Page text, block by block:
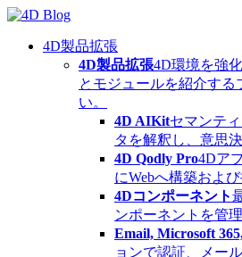
Skip
content4D製品拡張
4D製品拡張4D環境を強
とモジュールを紹介する
い。
4D AIKitセマンテ
タを解釈し、意思
4D Qodly Pro4Dア
にWebへ構築および
4Dコンポーネント
ンポーネントを管
Email, Microsoft
ョンで認証、メー